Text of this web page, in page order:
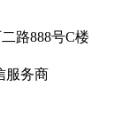
路888号C楼
服务商